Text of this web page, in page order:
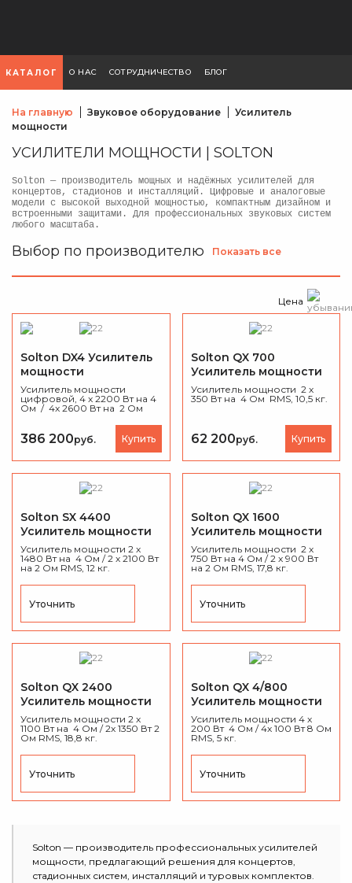
КАТАЛОГ О НАС СОТРУДНИЧЕСТВО БЛОГ
На главную Звуковое оборудование
Усилитель
мощности
УСИЛИТЕЛИ МОЩНОСТИ | SOLTON
Solton — производитель мощных и надёжных усилителей для
концертов, стадионов и инсталляций. Цифровые и аналоговые
модели с высокой выходной мощностью, компактным дизайном и
встроенными защитами. Для профессиональных звуковых систем
любого масштаба.
Выбор по производителю Показать все
Цена
Solton DX4 Усилитель
мощности
Усилитель мощности
цифровой, 4 x 2200 Вт на 4
Ом / 4x 2600 Вт на 2 Ом
386 200руб. Купить
Solton QX 700
Усилитель мощности
Усилитель мощности 2 x
350 Вт на 4 Ом RMS, 10,5 кг.
62 200руб. Купить
Solton SX 4400
Усилитель мощности
Усилитель мощности 2 x
1480 Вт на 4 Ом / 2 x 2100 Вт
на 2 Ом RMS, 12 кг.
Уточнить
Solton QX 1600
Усилитель мощности
Усилитель мощности 2 x
750 Вт на 4 Ом / 2 x 900 Вт
на 2 Ом RMS, 17,8 кг.
Уточнить
Solton QX 2400
Усилитель мощности
Усилитель мощности 2 x
1100 Вт на 4 Ом / 2x 1350 Вт 2
Ом RMS, 18,8 кг.
Уточнить
Solton QX 4/800
Усилитель мощности
Усилитель мощности 4 x
200 Вт 4 Ом / 4x 100 Вт 8 Ом
RMS, 5 кг.
Уточнить
Solton — производитель профессиональных усилителей
мощности, предлагающий решения для концертов,
стадионных систем, инсталляций и туровых комплектов.